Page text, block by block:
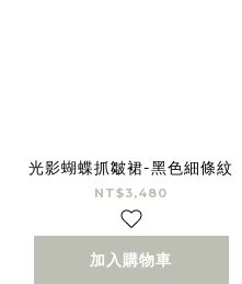
光影蝴蝶抓皺裙-黑色細條紋
NT$3,480
加入購物車